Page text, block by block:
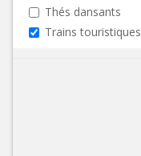
Thés dansants
Trains touristiques